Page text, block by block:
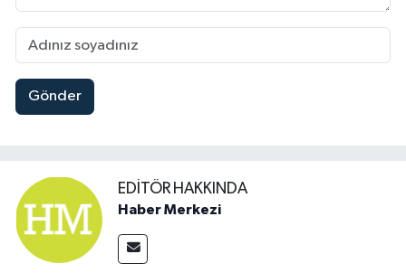
Gönder
EDITÖR HAKKINDA
Haber Merkezi